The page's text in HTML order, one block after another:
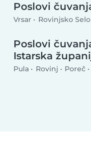
Poslovi
Vrsar Rovinjsko Selo
Poslovi
Istarska
Pula Rovinj Poreč